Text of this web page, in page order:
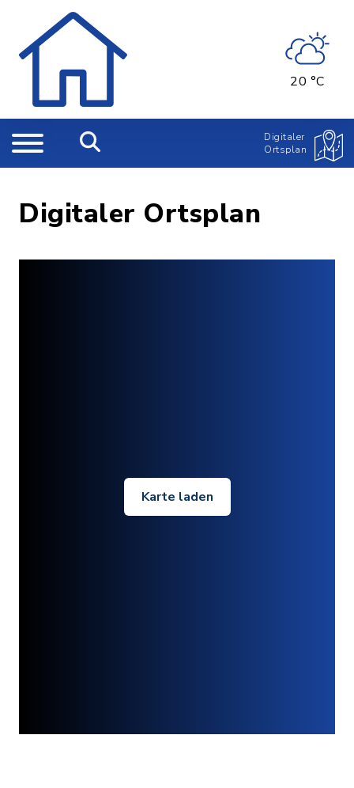
20 °C
Digitaler
Ortsplan
Digitaler Ortsplan
Karte laden